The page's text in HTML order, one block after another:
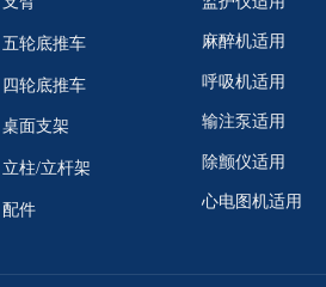
五轮底推车
四轮底推车
桌面支架
立柱/立杆架
配件
麻醉机适用
呼吸机适用
输注泵适用
除颤仪适用
心电图机适用